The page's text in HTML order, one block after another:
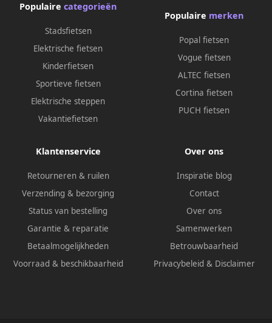
Populaire categorieën
Stadsfietsen
Elektrische fietsen
Kinderfietsen
Sportieve fietsen
Elektrische steppen
Vakantiefietsen
Populaire merken
Popal fietsen
Vogue fietsen
ALTEC fietsen
Cortina fietsen
PUCH fietsen
Klantenservice
Retourneren & ruilen
Verzending & bezorging
Status van bestelling
Garantie & reparatie
Betaalmogelijkheden
Voorraad & beschikbaarheid
Over ons
Inspiratie blog
Contact
Over ons
Samenwerken
Betrouwbaarheid
Privacybeleid & Disclaimer